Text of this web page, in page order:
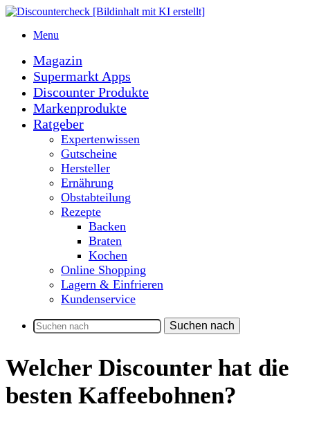
Menu
Magazin
Supermarkt Apps
Discounter Produkte
Markenprodukte
Ratgeber
Expertenwissen
Gutscheine
Hersteller
Ernährung
Obstabteilung
Rezepte
Backen
Braten
Kochen
Online Shopping
Lagern & Einfrieren
Kundenservice
Suchen nach
Welcher Discounter hat die
besten Kaffeebohnen?